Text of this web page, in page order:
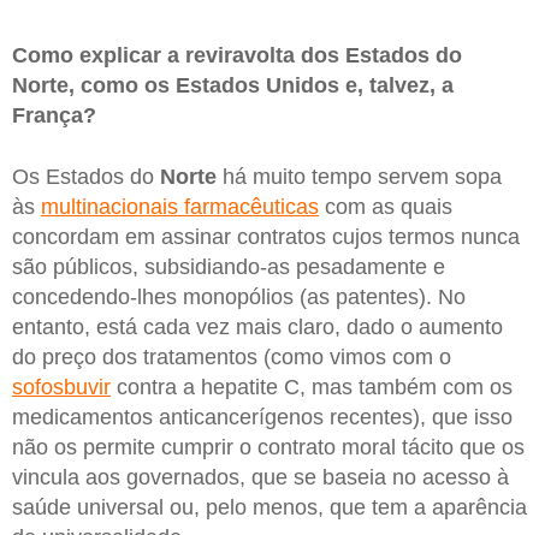
Como explicar a reviravolta dos Estados do
Norte, como os Estados Unidos e, talvez, a
França?
Os Estados do Norte há muito tempo servem sopa
às multinacionais farmacêuticas com as quais
concordam em assinar contratos cujos termos nunca
são públicos, subsidiando-as pesadamente e
concedendo-lhes monopólios (as patentes). No
entanto, está cada vez mais claro, dado o aumento
do preço dos tratamentos (como vimos com o
sofosbuvir contra a hepatite C, mas também com os
medicamentos anticancerígenos recentes), que isso
não os permite cumprir o contrato moral tácito que os
vincula aos governados, que se baseia no acesso à
saúde universal ou, pelo menos, que tem a aparência